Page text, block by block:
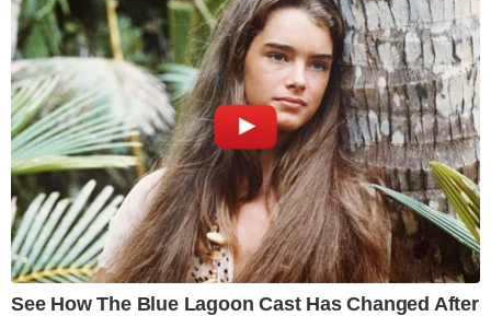
See How The Blue Lagoon Cast Has Changed After